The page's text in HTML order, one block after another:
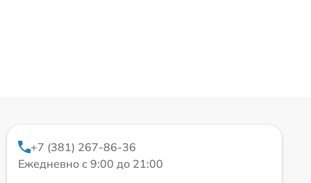
+7 (381) 267-86-36
Ежедневно с 9:00 до 21:00